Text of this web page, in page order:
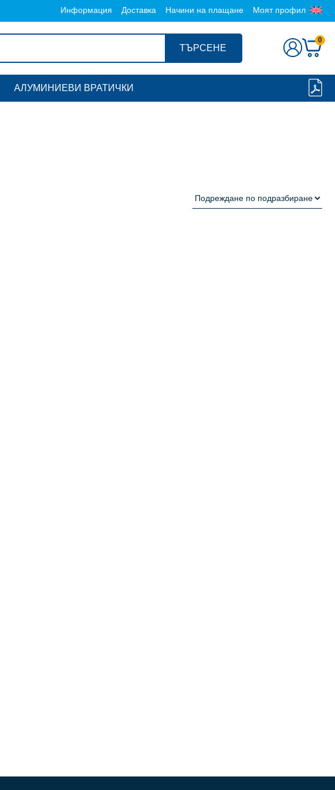
Информация Доставка Начини на плащане Моят профил
ТЪРСЕНЕ
0
АЛУМИНИЕВИ ВРАТИЧКИ